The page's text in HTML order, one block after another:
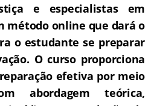
e especialistas em
método online que dará o
o estudante se preparar
O curso proporciona
efetiva por meio
abordagem teórica,